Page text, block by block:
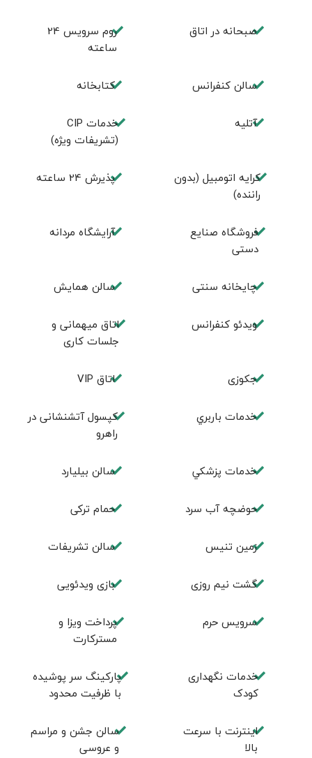
صبحانه در اتاق
روم سرويس 24
ساعته
سالن كنفرانس كتابخانه
آتلیه
خدمات CIP
(تشریفات ویژه)
کرایه اتومبیل (بدون
راننده)
پذيرش 24 ساعته
فروشگاه صنايع
دستی
آرايشگاه مردانه
چايخانه سنتی سالن همايش
ويدئو كنفرانس
اتاق ميهمانی و
جلسات كاری
جكوزی اتاق VIP
خدمات باربري
کپسول آتشنشانی در
راهرو
خدمات پزشكي سالن بيليارد
حوضچه آب سرد حمام تركی
زمين تنيس سالن تشريفات
گشت نیم روزی بازی ویدئویی
سرویس حرم
پرداخت ویزا و
مسترکارت
خدمات نگهداری
کودک
پارکینگ سر پوشیده
با ظرفیت محدود
اینترنت با سرعت
بالا
سالن جشن و مراسم
و عروسی